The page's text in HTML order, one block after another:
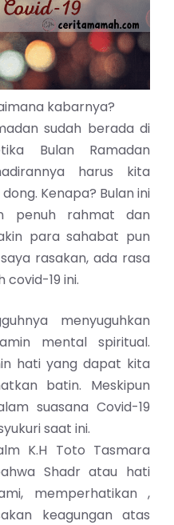
kabarnya?
sudah berada di
Bulan Ramadan
harus kita
Kenapa? Bulan ini
penuh rahmat dan
para sahabat pun
rasakan, ada rasa
covid-19 ini.
menyuguhkan
mental spiritual.
hati yang dapat kita
batin. Meskipun
suasana Covid-19
saat ini.
K.H Toto Tasmara
Shadr atau hati
memperhatikan ,
keagungan atas